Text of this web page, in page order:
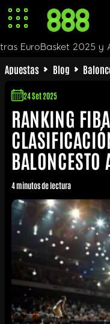
Apuestas Blog
RANKING
BALONCESTO
24 Set 2025
4 minutos de lectura
2025 Top 20